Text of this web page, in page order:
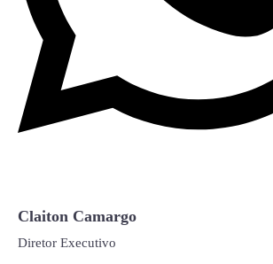
Claiton Camargo
Diretor Executivo